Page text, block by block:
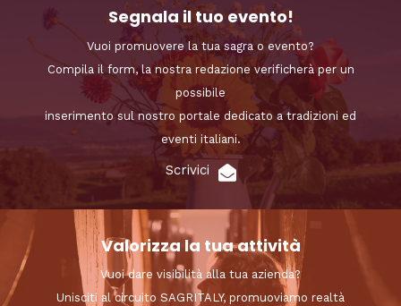
Segnala il tuo evento!
Vuoi promuovere la tua sagra o evento?
Compila il form, la nostra redazione verificherà per un
possibile
inserimento sul nostro portale dedicato a tradizioni ed
eventi italiani.
Scrivici
Valorizza la tua attività
Vuoi dare visibilità alla tua azienda?
Unisciti al circuito SAGRITALY, promuoviamo realtà